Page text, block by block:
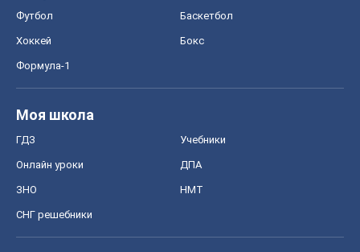
Футбол Баскетбол
Хоккей Бокс
Формула-1
Моя школа
ГДЗ Учебники
Онлайн уроки ДПА
ЗНО НМТ
СНГ решебники